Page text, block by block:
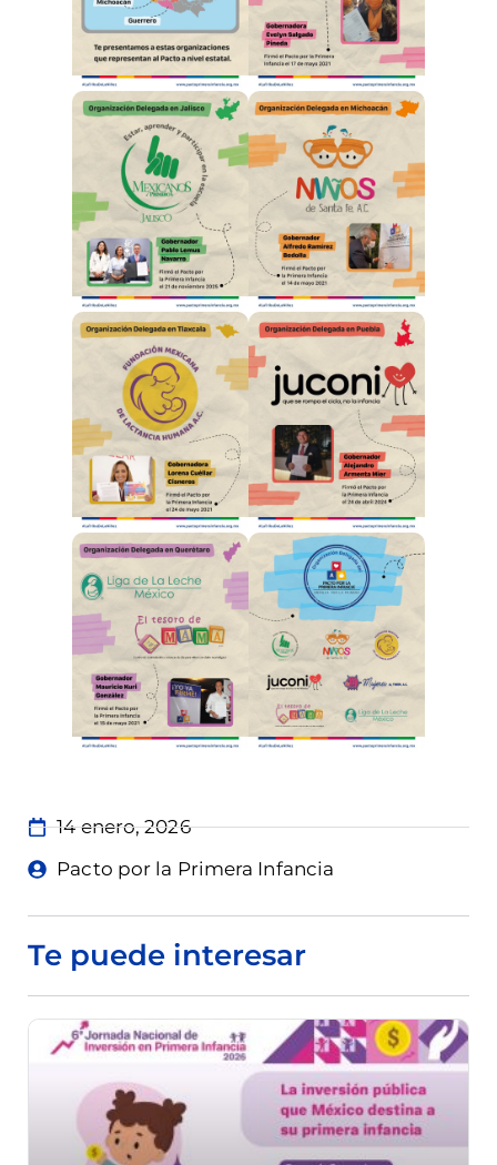
14 enero, 2026
Pacto por la Primera Infancia
Te puede interesar